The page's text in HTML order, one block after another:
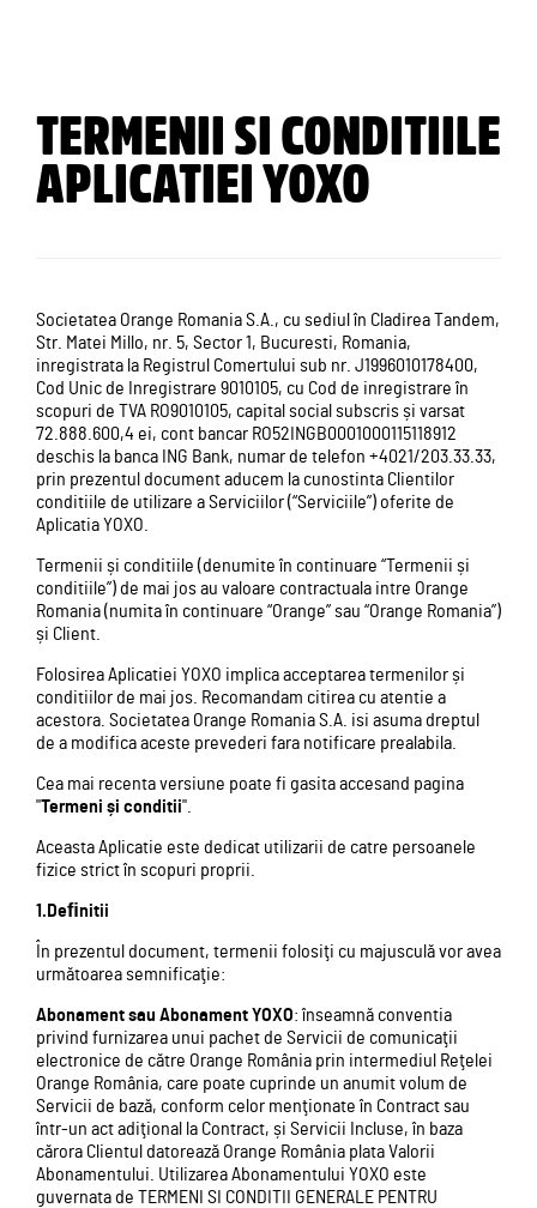
TERMENII SI CONDITIILE
APLICATIEI YOXO
Societatea Orange Romania S.A., cu sediul în Cladirea Tandem,
Str. Matei Millo, nr. 5, Sector 1, Bucuresti, Romania,
inregistrata la Registrul Comertului sub nr. J1996010178400,
Cod Unic de Inregistrare 9010105, cu Cod de inregistrare în
scopuri de TVA RO9010105, capital social subscris și varsat
72.888.600,4 ei, cont bancar RO52INGB0001000115118912
deschis la banca ING Bank, numar de telefon +4021/203.33.33,
prin prezentul document aducem la cunostinta Clientilor
conditiile de utilizare a Serviciilor (“Serviciile”) oferite de
Aplicatia YOXO.
Termenii și conditiile (denumite în continuare “Termenii și
conditiile”) de mai jos au valoare contractuala intre Orange
Romania (numita în continuare “Orange” sau “Orange Romania”)
și Client.
Folosirea Aplicatiei YOXO implica acceptarea termenilor și
conditiilor de mai jos. Recomandam citirea cu atentie a
acestora. Societatea Orange Romania S.A. isi asuma dreptul
de a modifica aceste prevederi fara notificare prealabila.
Cea mai recenta versiune poate fi gasita accesand pagina
"Termeni și conditii".
Aceasta Aplicatie este dedicat utilizarii de catre persoanele
fizice strict în scopuri proprii.
1.Deﬁnitii
În prezentul document, termenii folosiţi cu majusculă vor avea
următoarea semnificaţie:
Abonament sau Abonament YOXO: înseamnă conventia
privind furnizarea unui pachet de Servicii de comunicaţii
electronice de către Orange România prin intermediul Reţelei
Orange România, care poate cuprinde un anumit volum de
Servicii de bază, conform celor menţionate în Contract sau
într-un act adiţional la Contract, și Servicii Incluse, în baza
cărora Clientul datorează Orange România plata Valorii
Abonamentului. Utilizarea Abonamentului YOXO este
guvernata de TERMENI SI CONDITII GENERALE PENTRU